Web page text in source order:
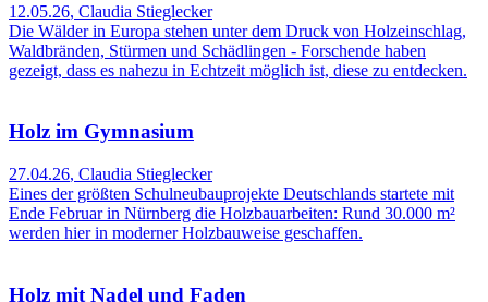
12.05.26, Claudia Stieglecker
Die Wälder in Europa stehen unter dem Druck von Holzeinschlag,
Waldbränden, Stürmen und Schädlingen - Forschende haben
gezeigt, dass es nahezu in Echtzeit möglich ist, diese zu entdecken.
Holz im Gymnasium
27.04.26, Claudia Stieglecker
Eines der größten Schulneubauprojekte Deutschlands startete mit
Ende Februar in Nürnberg die Holzbauarbeiten: Rund 30.000 m²
werden hier in moderner Holzbauweise geschaffen.
Holz mit Nadel und Faden